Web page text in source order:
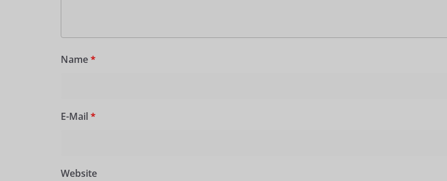
Name*
E-Mail *
Website